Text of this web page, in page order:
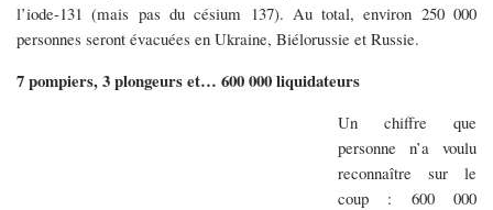
l’iode-131 (mais pas du césium 137). Au total, environ 250 000
personnes seront évacuées en Ukraine, Biélorussie et Russie.
7 pompiers, 3 plongeurs et… 600 000 liquidateurs
Un chiffre que
personne n’a voulu
reconnaître sur le
coup : 600 000